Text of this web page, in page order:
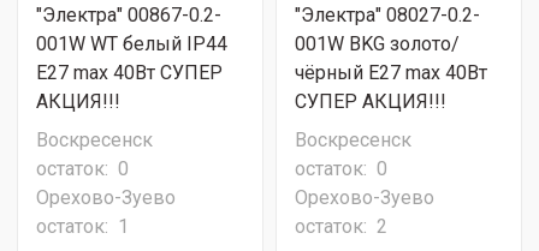
"Электра" 00867-0.2-
001W WT белый IP44
Е27 max 40Вт СУПЕР
АКЦИЯ!!!
Воскресенск
остаток: 0
Орехово-Зуево
остаток: 1
"Электра" 08027-0.2-
001W BKG золото/
чёрный Е27 max 40Вт
СУПЕР АКЦИЯ!!!
Воскресенск
остаток: 0
Орехово-Зуево
остаток: 2